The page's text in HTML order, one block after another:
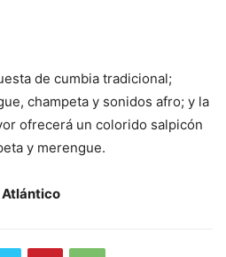
de cumbia tradicional;
champeta y sonidos afro; y la
ofrecerá un colorido salpicón
y merengue.
Atlántico